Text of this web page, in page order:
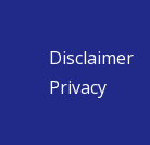
Disclaimer
Privacy